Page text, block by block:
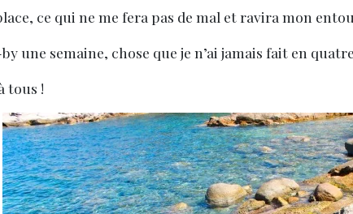
ce qui ne me fera pas de mal et ravira mon
une semaine, chose que je n’ai jamais fait en
tous !